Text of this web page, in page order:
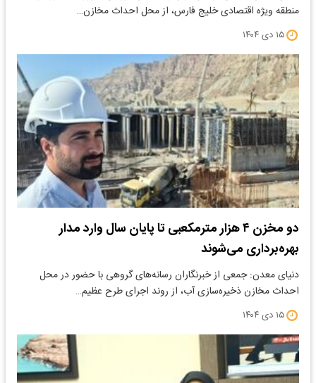
منطقه ویژه اقتصادی خلیج فارس، از محل احداث مخازن…
۱۵ دی ۱۴۰۴
دو مخزن ۴ هزار مترمکعبی تا پایان سال وارد مدار
بهره‌برداری می‌شوند
دنیای معدن: جمعی از خبرنگاران رسانه‌های گروهی با حضور در محل
احداث مخازن ذخیره‌سازی آب، از روند اجرای طرح عظیم…
۱۵ دی ۱۴۰۴